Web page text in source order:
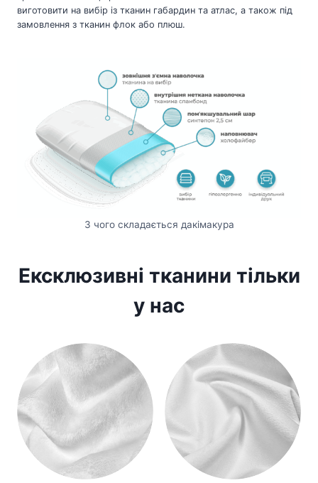
виготовити на вибір із тканин габардин та атлас, а також під
замовлення з тканин флок або плюш.
З чого складається дакімакура
Ексклюзивні тканини тільки
у нас